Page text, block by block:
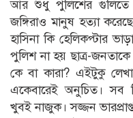
আর শুধু পুলিশের গুলিতে
জঙ্গিরাও মানুষ হত্যা
হাসিনা কি হেলিকপ্টার
পুলিশ না হয় ছাত্র-
কে বা কারা? এইটুকু
একেবারেই অনুচিত। সব
খুবই নাজুক। সজ্জন